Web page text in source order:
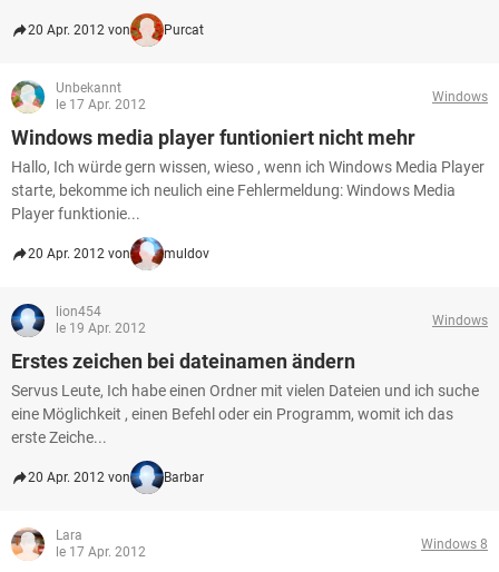
20 Apr. 2012 von Purcat
Unbekannt
le 17 Apr. 2012
Windows
Windows media player funtioniert nicht mehr
Hallo, Ich würde gern wissen, wieso , wenn ich Windows Media Player
starte, bekomme ich neulich eine Fehlermeldung: Windows Media
Player funktionie...
20 Apr. 2012 von muldov
lion454
le 19 Apr. 2012
Windows
Erstes zeichen bei dateinamen ändern
Servus Leute, Ich habe einen Ordner mit vielen Dateien und ich suche
eine Möglichkeit , einen Befehl oder ein Programm, womit ich das
erste Zeiche...
20 Apr. 2012 von Barbar
Lara
le 17 Apr. 2012
Windows 8